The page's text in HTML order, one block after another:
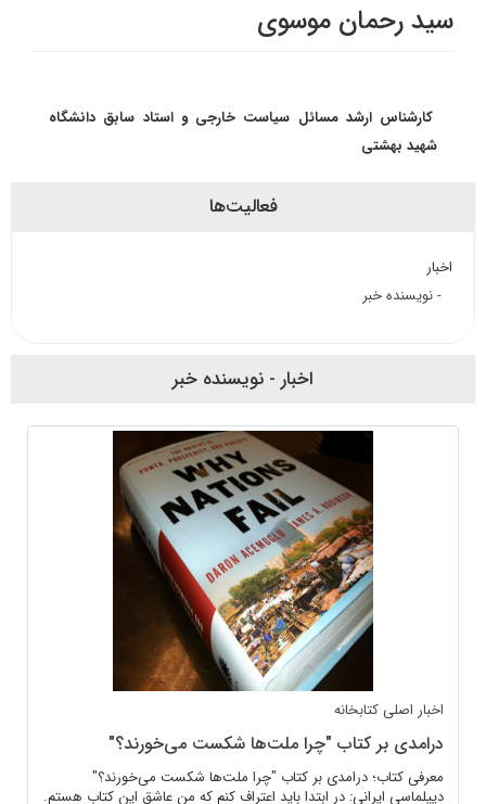
سید رحمان موسوی
کارشناس ارشد مسائل سیاست خارجی و استاد سابق دانشگاه
شهید بهشتی
فعالیت‌ها
اخبار
- نویسنده خبر
اخبار - نویسنده خبر
اخبار اصلی کتابخانه
درامدی بر کتاب "چرا ملت‌ها شکست می‌خورند؟"
معرفی کتاب؛ درامدی بر کتاب "چرا ملت‌ها شکست می‌خورند؟"
دیپلماسی ایرانی: در ابتدا باید اعتراف کنم که من عاشق این کتاب هستم.